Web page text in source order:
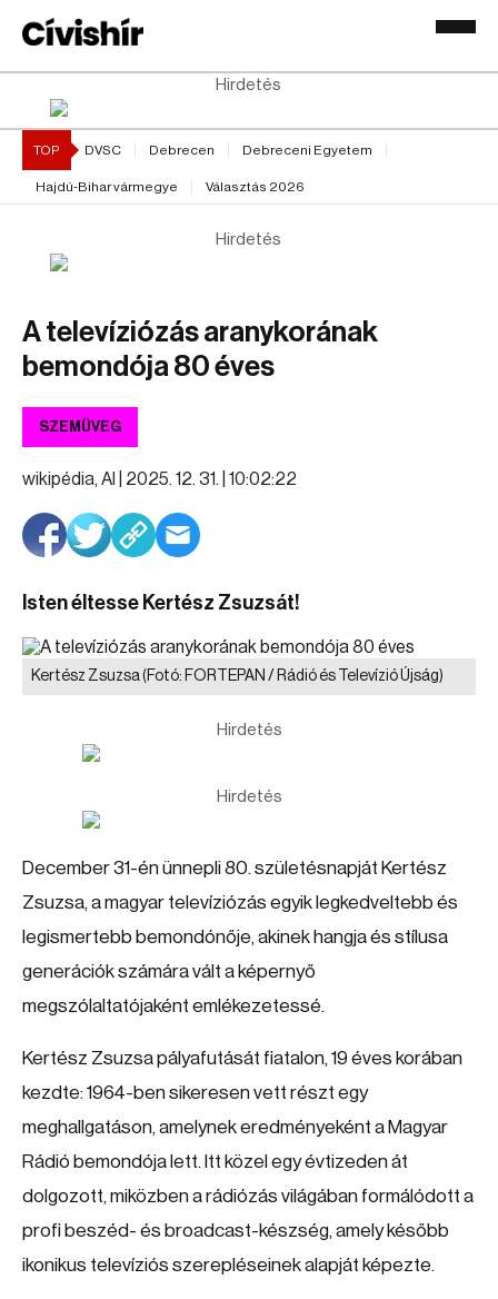
Hirdetés
TOP DVSC Debrecen Debreceni Egyetem
Hajdú-Bihar vármegye Választás 2026
Hirdetés
A televíziózás aranykorának
bemondója 80 éves
SZEMÜVEG
wikipédia, AI | 2025. 12. 31. | 10:02:22
Isten éltesse Kertész Zsuzsát!
Kertész Zsuzsa(Fotó: FORTEPAN / Rádió és Televízió Újság)
Hirdetés
Hirdetés
December 31-én ünnepli 80. születésnapját Kertész
Zsuzsa, a magyar televíziózás egyik legkedveltebb és
legismertebb bemondónője, akinek hangja és stílusa
generációk számára vált a képernyő
megszólaltatójaként emlékezetessé.
Kertész Zsuzsa pályafutását fiatalon, 19 éves korában
kezdte: 1964-ben sikeresen vett részt egy
meghallgatáson, amelynek eredményeként a Magyar
Rádió bemondója lett. Itt közel egy évtizeden át
dolgozott, miközben a rádiózás világában formálódott a
profi beszéd- és broadcast-készség, amely később
ikonikus televíziós szerepléseinek alapját képezte.